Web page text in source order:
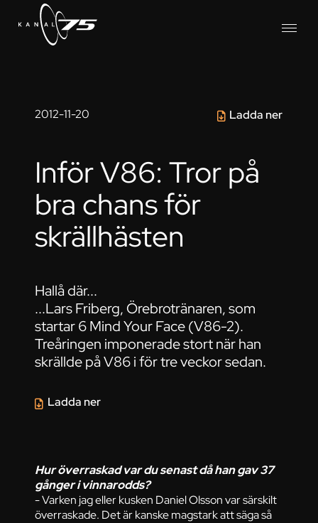
2012-11-20 Ladda ner
Inför V86: Tror på
bra chans för
skrällhästen
Hallå där...
...Lars Friberg, Örebrotränaren, som
startar 6 Mind Your Face (V86-2).
Treåringen imponerade stort när han
skrällde på V86 i för tre veckor sedan.
Hur överraskad var du senast då han gav 37
gånger i vinnarodds?
- Varken jag eller kusken Daniel Olsson var särskilt
överraskade. Det är kanske magstark att säga så
Ladda ner